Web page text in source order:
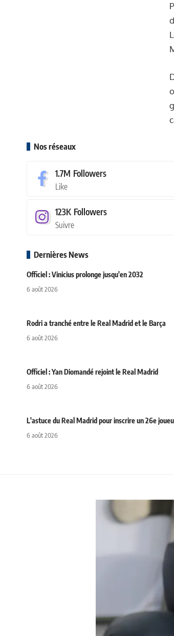
Nos réseaux
1.7M Followers
Like
123K Followers
Suivre
Dernières News
Officiel : Vinicius prolonge jusqu'en 2032
6 août 2026
Rodri a tranché entre le Real Madrid et le Barça
6 août 2026
Officiel : Yan Diomandé rejoint le Real Madrid
6 août 2026
L'astuce du Real Madrid pour inscrire un 26e
6 août 2026